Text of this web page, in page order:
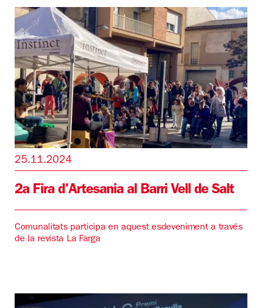
25.11.2024
2a Fira d'Artesania al Barri Vell de Salt
Comunalitats participa en aquest esdeveniment a través
de la revista La Farga